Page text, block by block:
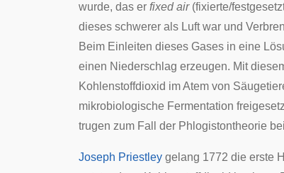
wurde, das er fixed air(fixierte/
dieses schwerer als Luft war und
Beim Einleiten dieses Gases in eine
einen Niederschlag erzeugen. Mit
Kohlenstoffdioxid im Atem von
mikrobiologische Fermentation
trugen zum Fall der Phlogistontheorie
Joseph Priestley gelang 1772 die erste